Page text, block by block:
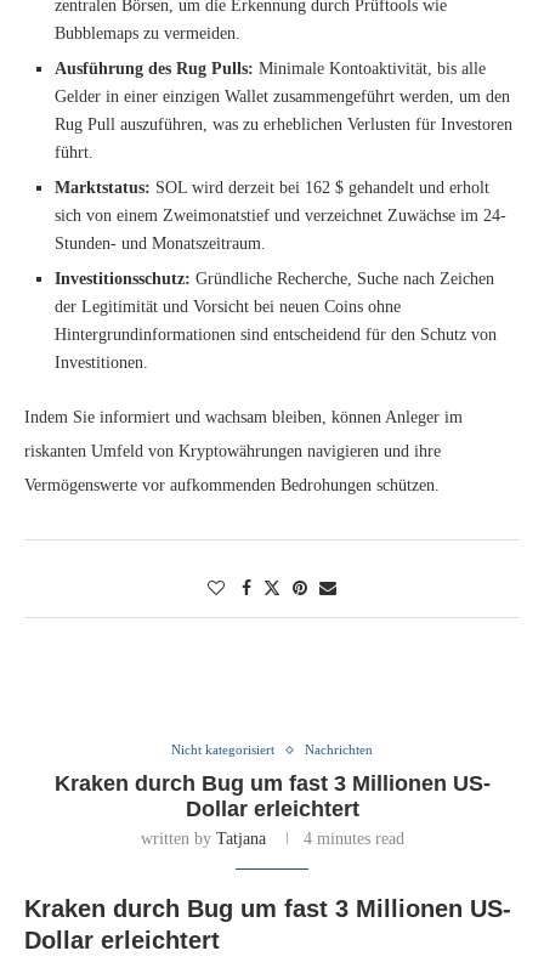
zentralen Börsen, um die Erkennung durch Prüftools wie
Bubblemaps zu vermeiden.
Ausführung des Rug Pulls: Minimale Kontoaktivität, bis alle
Gelder in einer einzigen Wallet zusammengeführt werden, um den
Rug Pull auszuführen, was zu erheblichen Verlusten für Investoren
führt.
Marktstatus: SOL wird derzeit bei 162 $ gehandelt und erholt
sich von einem Zweimonatstief und verzeichnet Zuwächse im 24-
Stunden- und Monatszeitraum.
Investitionsschutz: Gründliche Recherche, Suche nach Zeichen
der Legitimität und Vorsicht bei neuen Coins ohne
Hintergrundinformationen sind entscheidend für den Schutz von
Investitionen.
Indem Sie informiert und wachsam bleiben, können Anleger im
riskanten Umfeld von Kryptowährungen navigieren und ihre
Vermögenswerte vor aufkommenden Bedrohungen schützen.
Nicht kategorisiert Nachrichten
Kraken durch Bug um fast 3 Millionen US-
Dollar erleichtert
written by Tatjana 4 minutes read
Kraken durch Bug um fast 3 Millionen US-
Dollar erleichtert